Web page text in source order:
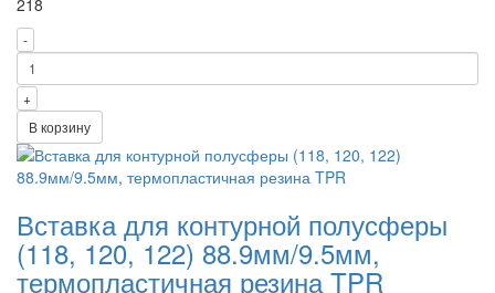
-
+
В корзину
Вставка для контурной полусферы
(118, 120, 122) 88.9мм/9.5мм,
термопластичная резина TPR